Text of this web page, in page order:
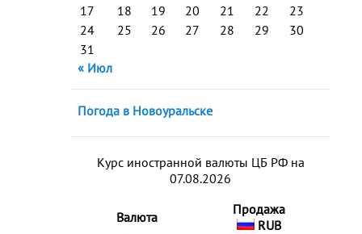
17
18 19 20 21 22
23
24
25 26 27 28 29
30
31
« Июл
Погода в Новоуральске
Курс иностранной валюты ЦБ РФ на
07.08.2026
Валюта
Продажа
RUB